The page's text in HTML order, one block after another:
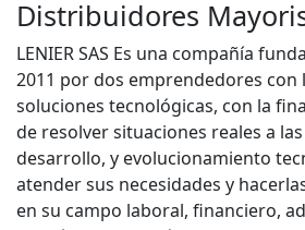
Distribuidores
LENIER SAS Es una compañía
2011 por dos emprendedores
soluciones tecnológicas, con la
de resolver situaciones reales a
desarrollo, y evolucionamiento
atender sus necesidades y
en su campo laboral, financiero,